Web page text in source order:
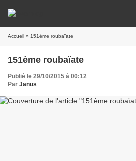
Accueil » 151ème roubaïate
151ème roubaïate
Publié le 29/10/2015 à 00:12
Par Janus